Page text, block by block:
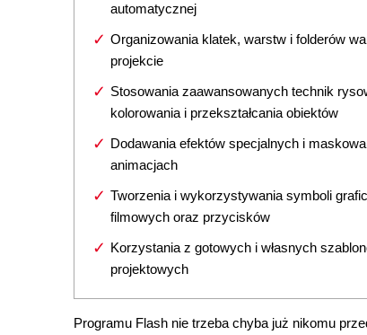
automatycznej
Organizowania klatek, warstw i folderów
projekcie
Stosowania zaawansowanych technik
kolorowania i przekształcania obiektów
Dodawania efektów specjalnych i
animacjach
Tworzenia i wykorzystywania symboli
filmowych oraz przycisków
Korzystania z gotowych i własnych
projektowych
Programu Flash nie trzeba chyba już nikomu